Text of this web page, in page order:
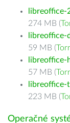
libreoffice-
274 MB (
libreoffice-
59 MB (
libreoffice-
57 MB (
libreoffice-
223 MB (
Operačné